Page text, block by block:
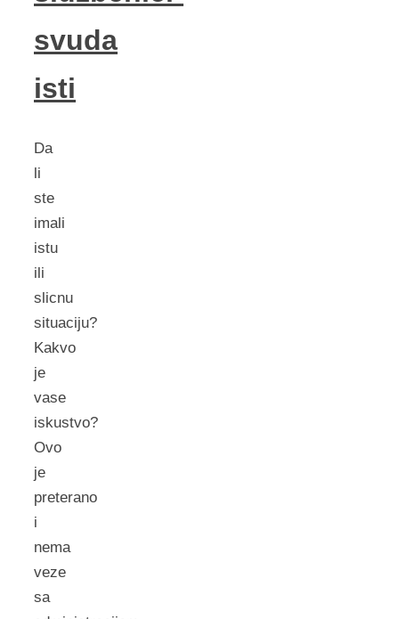
svuda
isti
Da
li
ste
imali
istu
ili
slicnu
situaciju?
Kakvo
je
vase
iskustvo?
Ovo
je
preterano
i
nema
veze
sa